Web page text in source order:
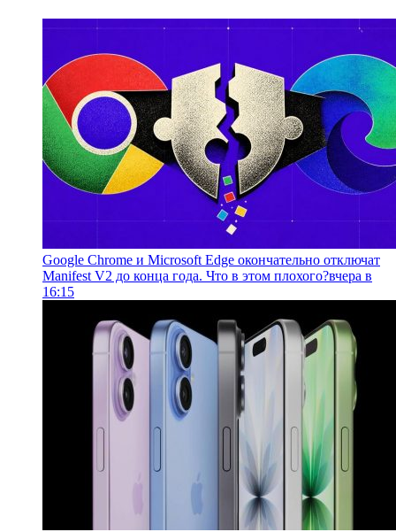
Google Chrome и Microsoft Edge окончательно отключат
Manifest V2 до конца года. Что в этом плохого?вчера в
16:15